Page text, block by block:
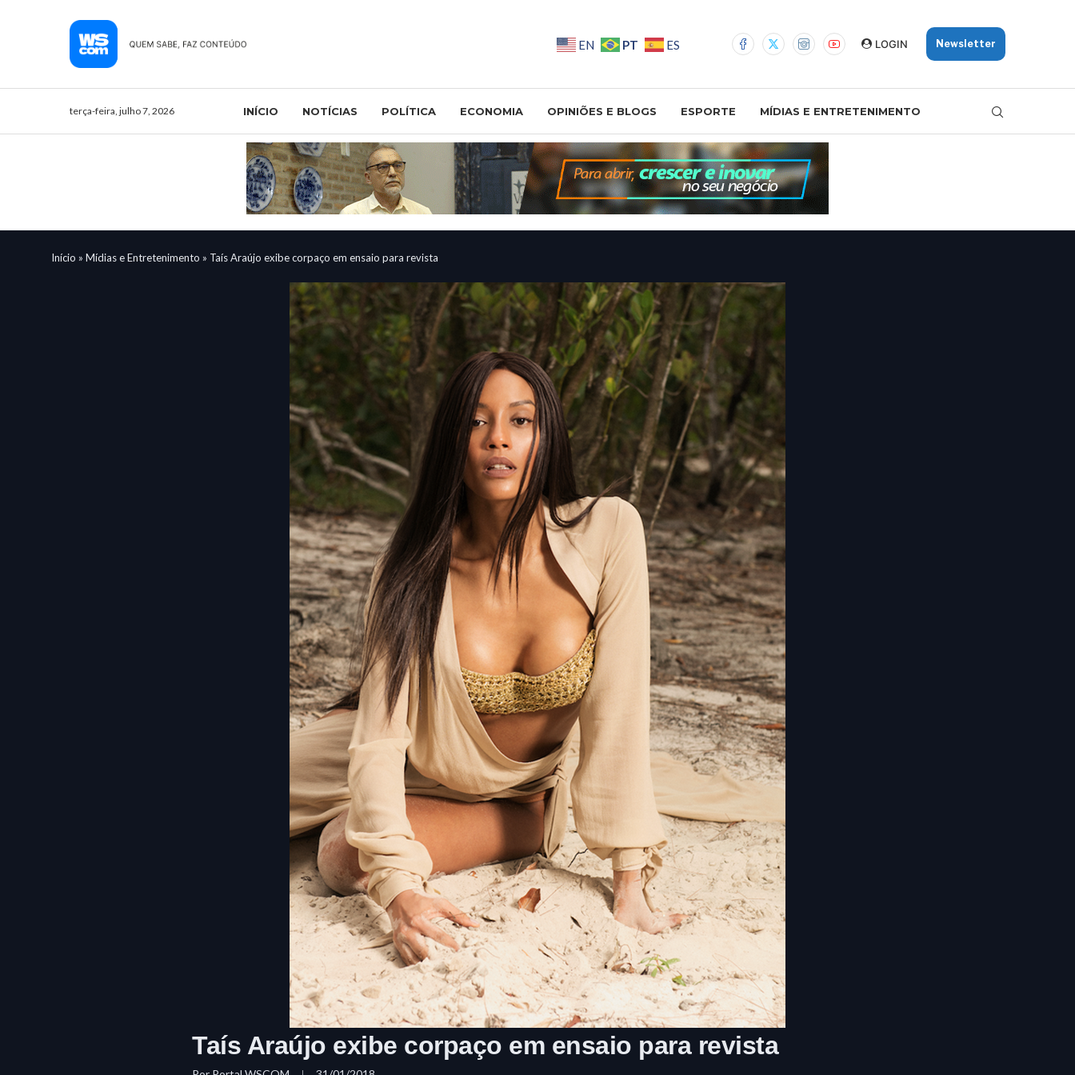
EN PT ES LOGIN Newsletter
terça-feira, julho 7, 2026 INÍCIO NOTÍCIAS POLÍTICA ECONOMIA OPINIÕES E BLOGS ESPORTE MÍDIAS E ENTRETENIMENTO
Início » Mídias e Entretenimento » Taís Araújo exibe corpaço em ensaio para revista
Taís Araújo exibe corpaço em ensaio para revista